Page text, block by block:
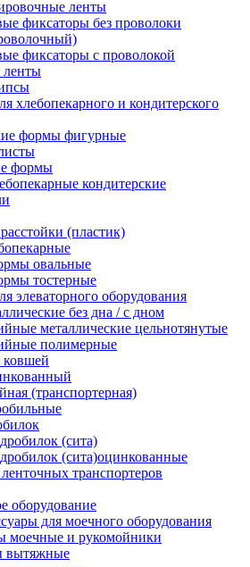
ленты
фиксаторы без проволоки
фиксаторы с проволокой
ленты
хлебопекарного и кондитерского
формы фигурные
формы
кондитерские
(пластик)
овальные
тостерные
элеваторного оборудования
без дна / с дном
металлические цельнотянутые
полимерные
ковшей
(транспортерная)
(сита)
(сита)оцинкованные
транспортеров
оборудование
для моечного оборудования
моечные и рукомойники
вытяжные